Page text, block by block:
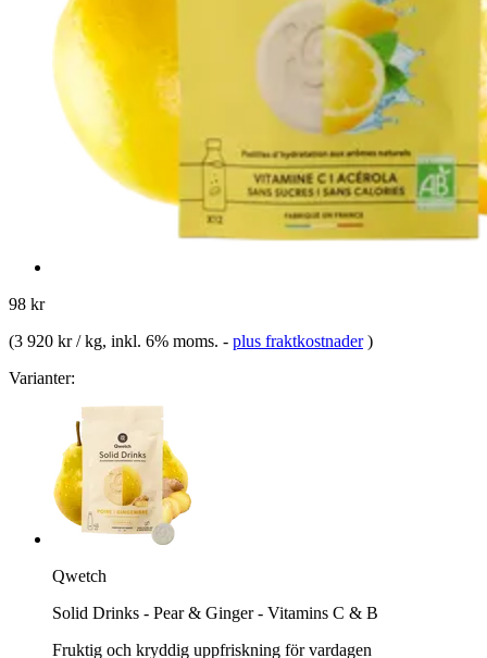
98 kr
(3 920 kr / kg, inkl. 6% moms. - plus fraktkostnader )
Varianter:
Qwetch
Solid Drinks - Pear & Ginger - Vitamins C & B
Fruktig och kryddig uppfriskning för vardagen